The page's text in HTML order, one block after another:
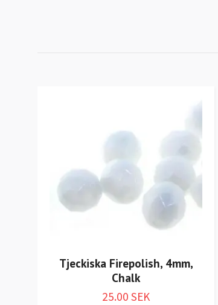
Tjeckiska Firepolish, 4mm,
Chalk
25.00 SEK